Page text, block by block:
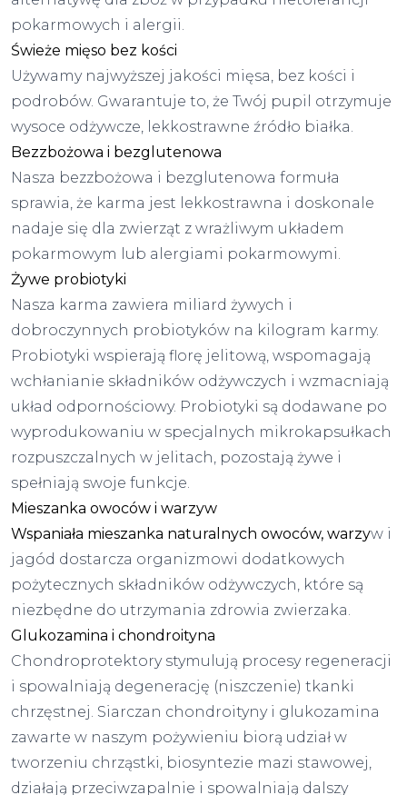
pokarmowych i alergii.
Świeże mięso bez kości
Używamy najwyższej jakości mięsa, bez kości i
podrobów. Gwarantuje to, że Twój pupil otrzymuje
wysoce odżywcze, lekkostrawne źródło białka.
Bezzbożowa i bezglutenowa
Nasza bezzbożowa i bezglutenowa formuła
sprawia, że karma jest lekkostrawna i doskonale
nadaje się dla zwierząt z wrażliwym układem
pokarmowym lub alergiami pokarmowymi.
Żywe probiotyki
Nasza karma zawiera miliard żywych i
dobroczynnych probiotyków na kilogram karmy.
Probiotyki wspierają florę jelitową, wspomagają
wchłanianie składników odżywczych i wzmacniają
układ odpornościowy. Probiotyki są dodawane po
wyprodukowaniu w specjalnych mikrokapsułkach
rozpuszczalnych w jelitach, pozostają żywe i
spełniają swoje funkcje.
Mieszanka owoców i warzyw
Wspaniała mieszanka naturalnych owoców, warzyw i
jagód dostarcza organizmowi dodatkowych
pożytecznych składników odżywczych, które są
niezbędne do utrzymania zdrowia zwierzaka.
Glukozamina i chondroityna
Chondroprotektory stymulują procesy regeneracji
i spowalniają degenerację (niszczenie) tkanki
chrzęstnej. Siarczan chondroityny i glukozamina
zawarte w naszym pożywieniu biorą udział w
tworzeniu chrząstki, biosyntezie mazi stawowej,
działają przeciwzapalnie i spowalniają dalszy